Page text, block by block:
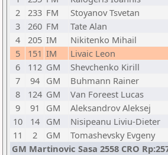
2
233 FM Stoyanov Tsvetan
3
260 FM Tate Alan
4
205 IM Nikitenko Mihail
5
151 IM Livaic Leon
6
112 GM Shevchenko Kirill
7
94 GM Buhmann Rainer
8
124 GM Van Foreest Lucas
9
91 GM Aleksandrov Aleksej
10
14 GM Nisipeanu Liviu-Dieter
11
2 GM Tomashevsky Evgeny
GM Martinovic Sasa 2558 CRO